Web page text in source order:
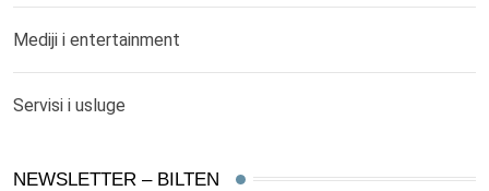
Mediji i entertainment
Servisi i usluge
NEWSLETTER – BILTEN